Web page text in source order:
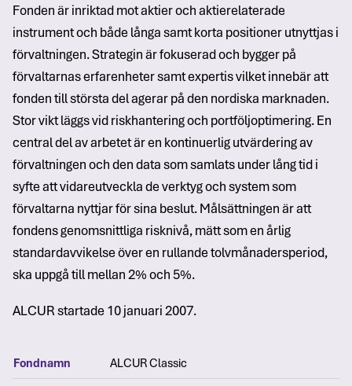
Fonden är inriktad mot aktier och aktierelaterade
instrument och både långa samt korta positioner utnyttjas i
förvaltningen. Strategin är fokuserad och bygger på
förvaltarnas erfarenheter samt expertis vilket innebär att
fonden till största del agerar på den nordiska marknaden.
Stor vikt läggs vid riskhantering och portföljoptimering. En
central del av arbetet är en kontinuerlig utvärdering av
förvaltningen och den data som samlats under lång tid i
syfte att vidareutveckla de verktyg och system som
förvaltarna nyttjar för sina beslut. Målsättningen är att
fondens genomsnittliga risknivå, mätt som en årlig
standardavvikelse över en rullande tolvmånadersperiod,
ska uppgå till mellan 2% och 5%.
ALCUR startade 10 januari 2007.
Fondnamn ALCUR Classic